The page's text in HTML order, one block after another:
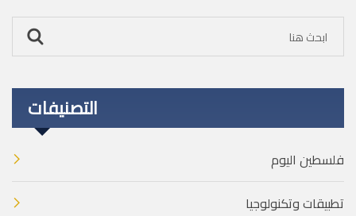
التصنيفات
فلسطين اليوم
تطبيقات وتكنولوجيا